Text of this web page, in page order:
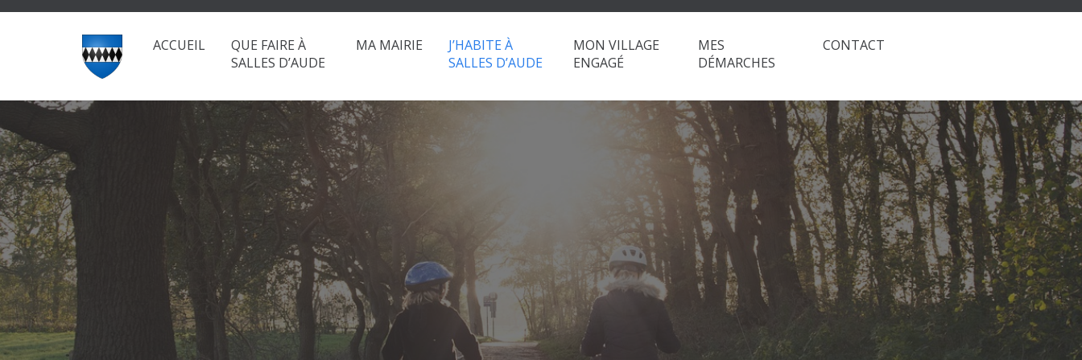
ACCUEIL
QUE FAIRE À
SALLES D’AUDE
MA MAIRIE
J’HABITE À
SALLES D’AUDE
MON VILLAGE
ENGAGÉ
MES
DÉMARCHES
CONTACT